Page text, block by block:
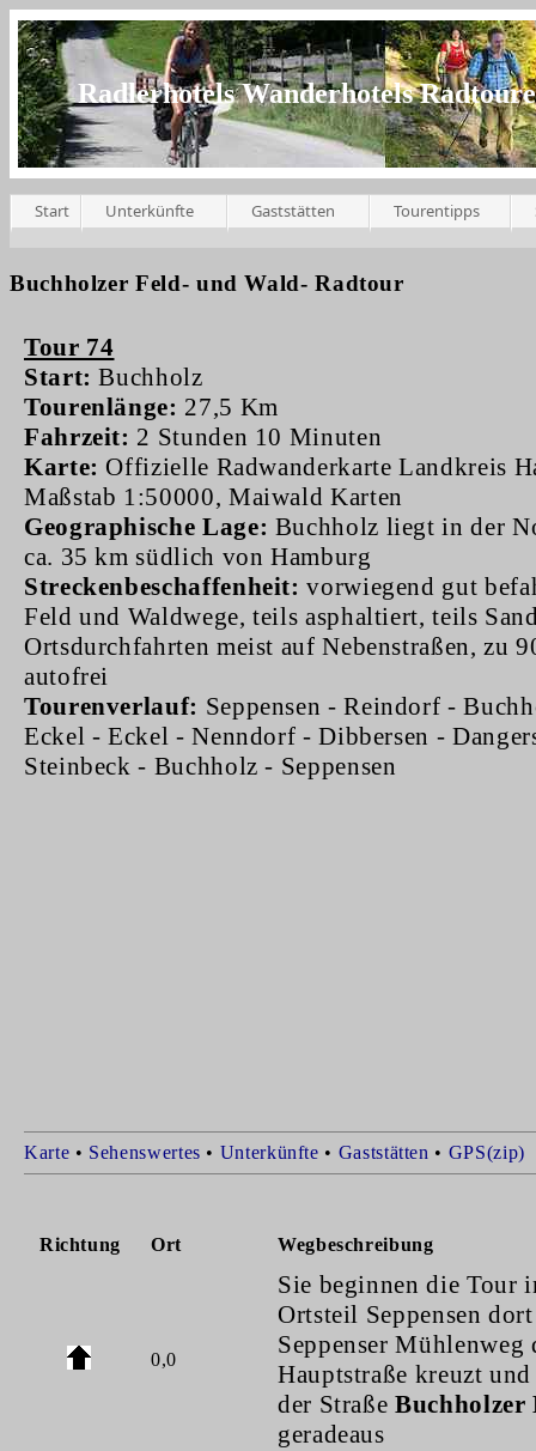
Radlerhotels Wanderhotels
Start Unterkünfte Gaststätten Tourentipps
Buchholzer Feld- und Wald- Radtour
Tour 74
Start:Buchholz
Tourenlänge: 27,5 Km
Fahrzeit: 2 Stunden 10 Minuten
Karte: Offizielle Radwanderkarte Landkreis
Maßstab 1:50000, Maiwald Karten
Geographische Lage: Buchholz liegt in der
ca. 35 km südlich von Hamburg
Streckenbeschaffenheit: vorwiegend gut
Feld und Waldwege, teils asphaltiert, teils
Ortsdurchfahrten meist auf Nebenstraßen, zu
autofrei
Tourenverlauf: Seppensen - Reindorf -
Eckel - Eckel - Nenndorf - Dibbersen -
Steinbeck - Buchholz - Seppensen
Karte • Sehenswertes • Unterkünfte • Gaststätten • GPS(zip)
Richtung Ort Wegbeschreibung
0,0
Sie beginnen die Tour
Ortsteil Seppensen
Seppenser Mühlenweg
Hauptstraße kreuzt
der StraßeBuchholzer
geradeaus